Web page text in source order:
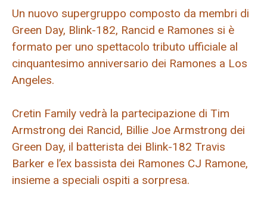
Un nuovo supergruppo composto da membri di
Green Day, Blink-182, Rancid e Ramones si è
formato per uno spettacolo tributo ufficiale al
cinquantesimo anniversario dei Ramones a Los
Angeles.
Cretin Family vedrà la partecipazione di Tim
Armstrong dei Rancid, Billie Joe Armstrong dei
Green Day, il batterista dei Blink-182 Travis
Barker e l’ex bassista dei Ramones CJ Ramone,
insieme a speciali ospiti a sorpresa.